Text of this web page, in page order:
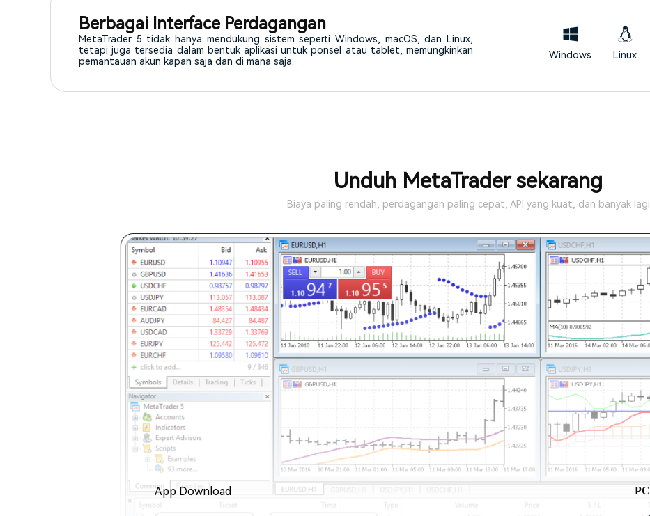
Berbagai Interface Perdagangan
MetaTrader 5 tidak hanya mendukung sistem seperti Windows, macOS, dan Linux,
tetapi juga tersedia dalam bentuk aplikasi untuk ponsel atau tablet, memungkinkan
pemantauan akun kapan saja dan di mana saja.
Windows Linux
Unduh MetaTrader sekarang
Biaya paling rendah, perdagangan paling cepat, API yang kuat, dan banyak lagi
App Download PC